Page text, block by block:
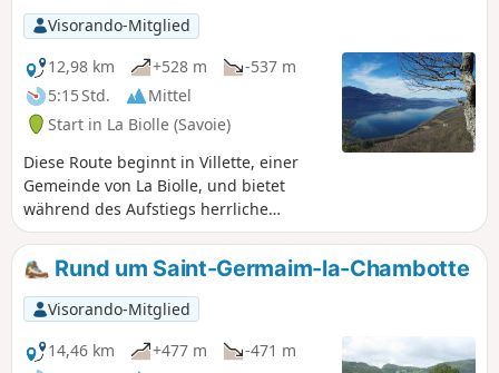
Visorando-Mitglied
12,98 km
+528 m
-537 m
5:15 Std.
Mittel
Start in La Biolle (Savoie)
Diese Route beginnt in Villette, einer
Gemeinde von La Biolle, und bietet
während des Aufstiegs herrliche
Ausblicke auf das Massif des Bauges
und an der neuen Croix de Meyrieu
einen 360°-Panoramablick auf den Lac
du Bourget, Aix-les-Bains und die
umliegenden Gebirge. Der Rückweg
erfolgt über einen wenig frequentierten
Rund um Saint-Germaim-la-Chambotte
Visorando-Mitglied
14,46 km
+477 m
-471 m